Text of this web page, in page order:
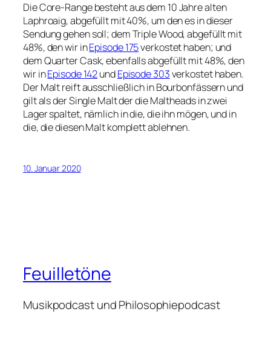
Die Core-Range besteht aus dem 10 Jahre alten
Laphroaig, abgefüllt mit 40%, um den es in dieser
Sendung gehen soll; dem Triple Wood, abgefüllt mit
48%, den wir inEpisode 175verkostet haben; und
dem Quarter Cask, ebenfalls abgefüllt mit 48%, den
wir inEpisode 142undEpisode 303verkostet haben.
Der Malt reift ausschließlich in Bourbonfässern und
gilt als der Single Malt der die Maltheads in zwei
Lager spaltet, nämlich in die, die ihn mögen, und in
die, die diesen Malt komplett ablehnen.
10. Januar 2020
Feuilletöne
Musikpodcast und Philosophiepodcast